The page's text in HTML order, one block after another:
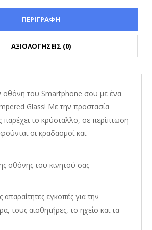
ΠΕΡΙΓΡΑΦΗ
ΑΞΙΟΛΟΓΗΣΕΙΣ (0)
οθόνη του Smartphone σου με ένα
Glass! Με την προστασία
το κρύσταλλο, σε περίπτωση
οι κραδασμοί και
οθόνης του κινητού σας
απαραίτητες εγκοπές για την
τους αισθητήρες, το ηχείο και τα